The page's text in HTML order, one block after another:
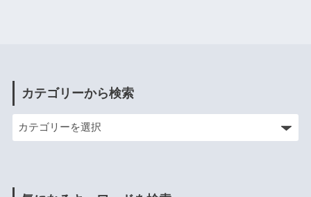
カテゴリーから検索